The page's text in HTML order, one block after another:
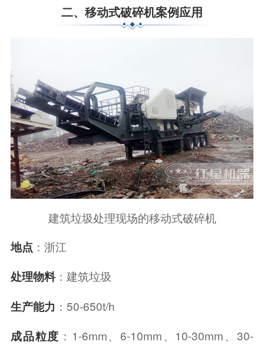
二、移动式破碎机案例应用
建筑垃圾处理现场的移动式破碎机
地点 ：浙江
处理物料：建筑垃圾
生产能力 ：50-650t/h
成品粒度 ：1-6mm、6-10mm、10-30mm、30-